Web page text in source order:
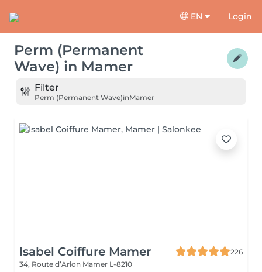
EN Login
Perm (Permanent
Wave) in Mamer
Filter
Perm (Permanent Wave)inMamer
Isabel Coiffure Mamer
226
34, Route d’Arlon Mamer L-8210